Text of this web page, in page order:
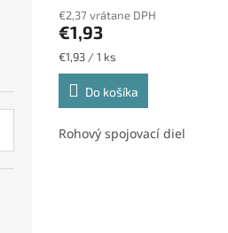
€2,37 vrátane DPH
€1,93
Jednotková
cena:
€1,93 / 1 ks
Do košíka
Rohový spojovací diel